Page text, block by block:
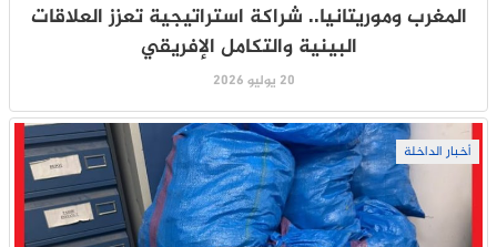
المغرب وموريتانيا.. شراكة استراتيجية تعزز العلاقات
البينية والتكامل الإفريقي
20 يوليو 2026
أخبار الداخلة